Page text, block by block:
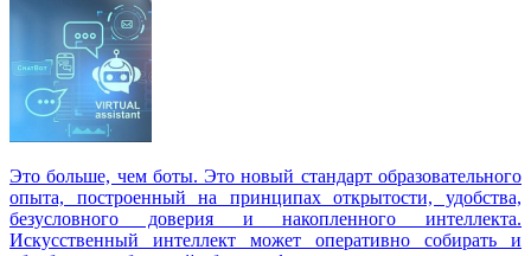
Это больше, чем боты. Это новый стандарт образовательного
опыта, построенный на принципах открытости, удобства,
безусловного доверия и накопленного интеллекта.
Искусственный интеллект может оперативно собирать и